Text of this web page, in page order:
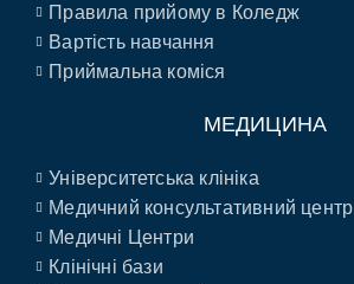
Правила прийому в Коледж
Вартість навчання
Приймальна коміся
МЕДИЦИНА
Університетська клініка
Медичний консультативний центр
Медичні Центри
Клінічні бази